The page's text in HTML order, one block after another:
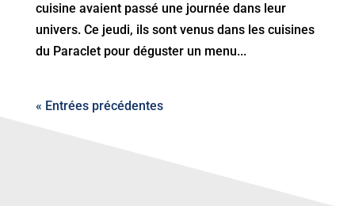
cuisine avaient passé une journée dans leur
univers. Ce jeudi, ils sont venus dans les cuisines
du Paraclet pour déguster un menu...
« Entrées précédentes